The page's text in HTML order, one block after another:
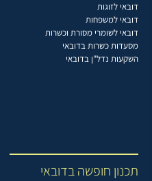
דובאי לזוגות
דובאי למשפחות
דובאי לשומרי מסורת וכשרות
מסעדות כשרות בדובאי
השקעות נדל"ן בדובאי
תכנון חופשה בדובאי